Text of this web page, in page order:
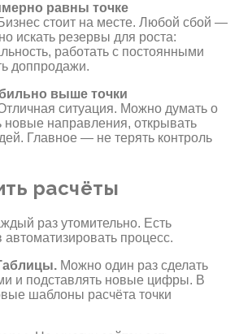
равны точке
стоит на месте. Любой сбой —
искать резервы для роста:
работать с постоянными
доппродажи.
выше точки
ситуация. Можно думать о
новые направления, открывать
Главное — не терять контроль
расчёты
раз утомительно. Есть
автоматизировать процесс.
Можно один раз сделать
и подставлять новые цифры. В
шаблоны расчёта точки